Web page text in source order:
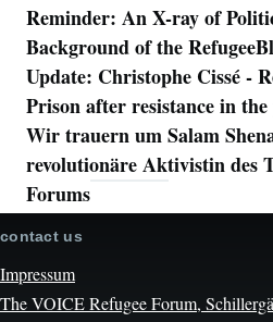
Reminder: An X-ray of
Background of the
Update: Christophe Cissé -
Prison after resistance in the
Wir trauern um Salam
revolutionäre Aktivistin des
Forums
contact us
Impressum
The VOICE Refugee Forum,